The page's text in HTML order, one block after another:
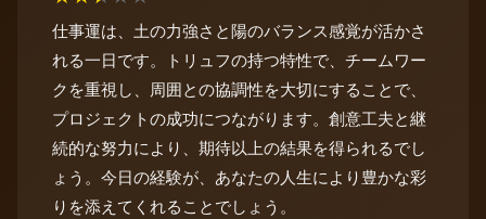
仕事運は、土の力強さと陽のバランス感覚が活かさ
れる一日です。トリュフの持つ特性で、チームワー
クを重視し、周囲との協調性を大切にすることで、
プロジェクトの成功につながります。創意工夫と継
続的な努力により、期待以上の結果を得られるでし
ょう。今日の経験が、あなたの人生により豊かな彩
りを添えてくれることでしょう。